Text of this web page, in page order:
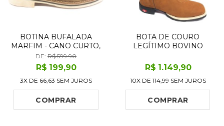
BOTINA BUFALADA
MARFIM - CANO CURTO,
BICO QUADRADO
DE: R$ 599.90
R$ 199,90
3X DE 66,63 SEM JUROS
COMPRAR
BOTA DE COURO
LEGÍTIMO BOVINO
CANO ALTO, BICO
QUADRADO, SOLADO
FLEX COMFORT
R$ 1.149,90
10X DE 114,99 SEM JUROS
COMPRAR